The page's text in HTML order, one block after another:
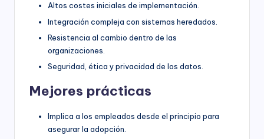
Altos costes iniciales de implementación.
Integración compleja con sistemas heredados.
Resistencia al cambio dentro de las
organizaciones.
Seguridad, ética y privacidad de los datos.
Mejores prácticas
Implica a los empleados desde el principio para
asegurar la adopción.